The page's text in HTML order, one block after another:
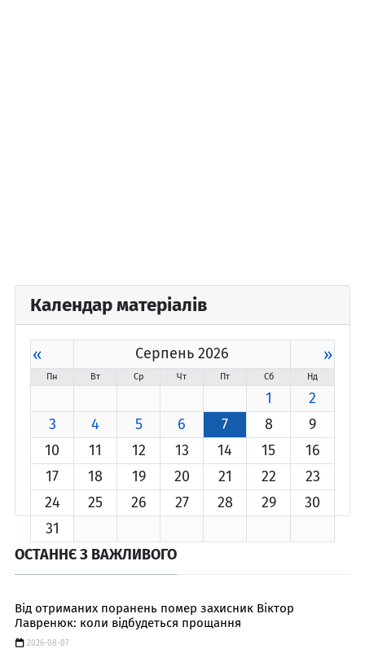
Календар матеріалів
« Серпень 2026 »
Пн Вт Ср Чт Пт Сб Нд
1
2
3
4 5 6 7 8
9
10
11 12 13 14 15
16
17
18 19 20 21 22
23
24
25 26 27 28 29
30
31
ОСТАННЄ З ВАЖЛИВОГО
Від отриманих поранень помер захисник Віктор
Лавренюк: коли відбудеться прощання
2026-08-07